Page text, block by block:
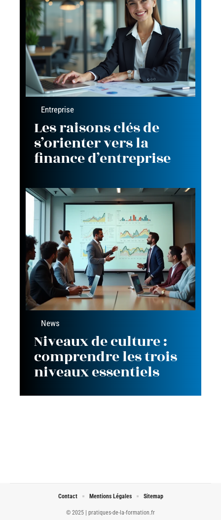
Entreprise
Les raisons clés de
s’orienter vers la
finance d’entreprise
News
Niveaux de culture :
comprendre les trois
niveaux essentiels
© 2025 | pratiques-de-la-formation.fr
Contact Mentions Légales Sitemap